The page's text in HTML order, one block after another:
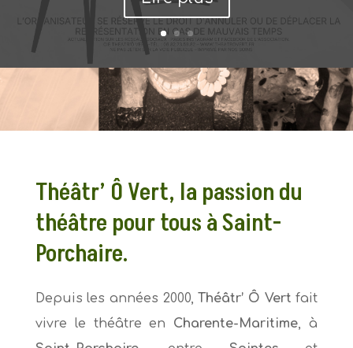
Théâtr’ Ô Vert, la passion du
théâtre pour tous à Saint-
Porchaire.
Depuis les années 2000,Théâtr’ Ô Vert fait
vivre le théâtre en Charente-Maritime, à